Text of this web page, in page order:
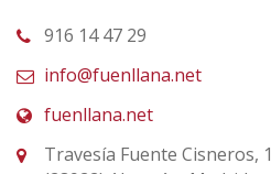
916 14 47 29
info@fuenllana.net
fuenllana.net
Travesía Fuente Cisneros, 1